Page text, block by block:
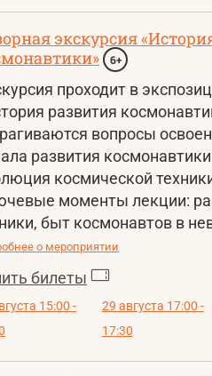
экскурсия
6+
проходит в
развития
вопросы
развития
космической
моменты лекции:
быт космонавтов в
о мероприятии
билеты
15:00 -
29 августа 17:00 -
17:30